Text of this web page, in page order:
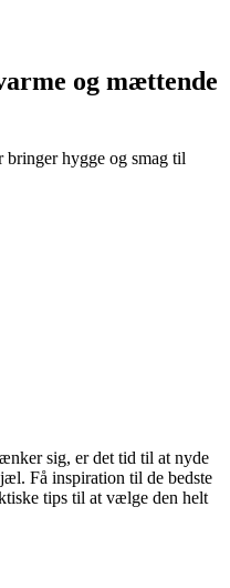
og mættende
hygge og smag til
sig, er det tid til at nyde
Få inspiration til de bedste
tips til at vælge den helt